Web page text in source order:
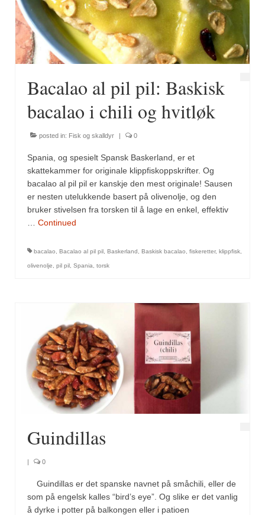
Fugl
Gryteretter
Snacks
Supper
Olivenolje, oppskrifter
Krydder, oppskrifter
Albóndigaskrydder
Brennesle
Estragon
Guindillas
Herbes de Provence
Kjørvel
Krøderens husmannsmiks
Massalé seychellois
Merian
Bacalao al pil pil: Baskisk
bacalao i chili og hvitløk
posted in: Fisk og skalldyr | 0
Spania, og spesielt Spansk Baskerland, er et
skattekammer for originale klippfiskoppskrifter. Og
bacalao al pil pil er kanskje den mest originale! Sausen
er nesten utelukkende basert på olivenolje, og den
bruker stivelsen fra torsken til å lage en enkel, effektiv
Continued
bacalao Bacalao al pil pil Baskerland Baskisk bacalao fiskeretter, klippfisk
olivenolje pil pil Spania torsk
Guindillas
| 0
Guindillas er det spanske navnet på småchili, eller de
som på engelsk kalles “bird’s eye”. Og slike er det vanlig
å dyrke i potter på balkongen eller i patioen